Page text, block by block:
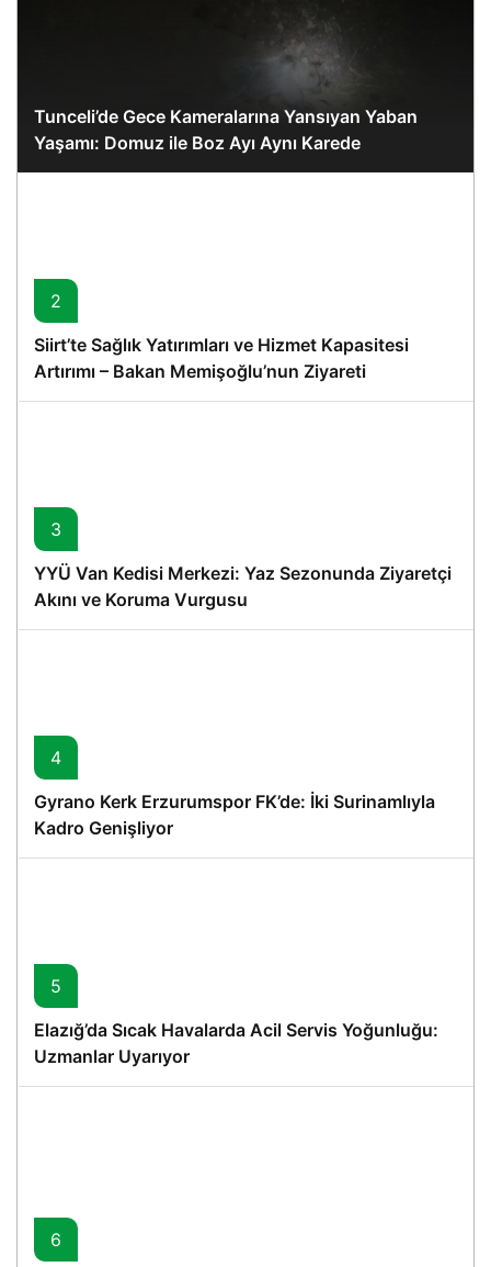
Tunceli’de Gece Kameralarına Yansıyan Yaban
Yaşamı: Domuz ile Boz Ayı Aynı Karede
2
Siirt’te Sağlık Yatırımları ve Hizmet Kapasitesi
Artırımı – Bakan Memişoğlu’nun Ziyareti
3
YYÜ Van Kedisi Merkezi: Yaz Sezonunda Ziyaretçi
Akını ve Koruma Vurgusu
4
Gyrano Kerk Erzurumspor FK’de: İki Surinamlıyla
Kadro Genişliyor
5
Elazığ’da Sıcak Havalarda Acil Servis Yoğunluğu:
Uzmanlar Uyarıyor
6